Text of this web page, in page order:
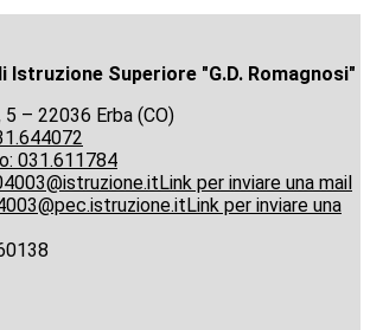
Superiore "G.D. Romagnosi"
5 – 22036 Erba (CO)
031.611784
Link per inviare una mail
Link per inviare una